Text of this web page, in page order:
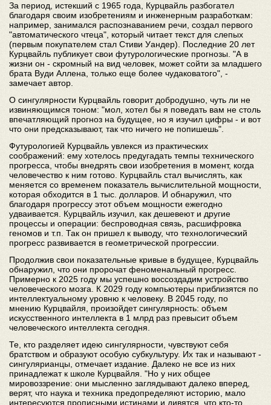
За период, истекший с 1965 года, Курцвайль разбогател
благодаря своим изобретениям и инженерным разработкам:
например, занимался распознаванием речи, создал первого
"автоматического чтеца", который читает текст для слепых
(первым покупателем стал Стиви Уандер). Последние 20 лет
Курцвайль публикует свои футурологические прогнозы. "А в
жизни он - скромный на вид человек, может сойти за младшего
брата Вуди Аллена, только еще более чудаковатого", -
замечает автор.
О сингулярности Курцвайль говорит добродушно, чуть ли не
извиняющимся тоном: "мол, хотел бы я поведать вам не столь
впечатляющий прогноз на будущее, но я изучил цифры - и вот
что они предсказывают, так что ничего не попишешь".
Футурологией Курцвайль увлекся из практических
соображений: ему хотелось предугадать темпы технического
прогресса, чтобы внедрять свои изобретения в момент, когда
человечество к ним готово. Курцвайль стал вычислять, как
меняется со временем показатель вычислительной мощности,
которая обходится в 1 тыс. долларов. И обнаружил, что
благодаря прогрессу этот объем мощности ежегодно
удваивается. Курцвайль изучил, как дешевеют и другие
процессы и операции: беспроводная связь, расшифровка
геномов и т.п. Так он пришел к выводу, что технологический
прогресс развивается в геометрической прогрессии.
Продолжив свои показательные кривые в будущее, Курцвайль
обнаружил, что они пророчат феноменальный прогресс.
Примерно к 2025 году мы успешно воссоздадим устройство
человеческого мозга. К 2029 году компьютеры приблизятся по
интеллектуальному уровню к человеку. В 2045 году, по
мнению Курцвайля, произойдет сингулярность: объем
искусственного интеллекта в 1 млрд раз превысит объем
человеческого интеллекта сегодня.
Те, кто разделяет идею сингулярности, чувствуют себя
братством и образуют особую субкультуру. Их так и называют -
сингулярианцы, отмечает издание. Далеко не все из них
принадлежат к школе Курцвайля. "Но у них общее
мировоззрение: они мысленно заглядывают далеко вперед,
верят, что наука и техника предопределяют историю, мало
интересуются прописными истинами и дивятся, что кто-то